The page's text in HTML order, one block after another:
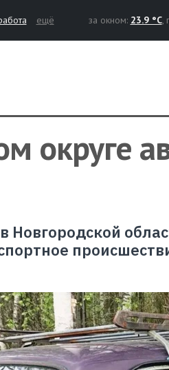
ещё за окном: 23.9 °C,
округе
Новгородской